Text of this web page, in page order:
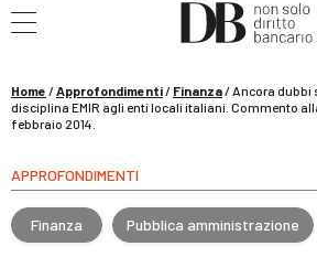
WEBINAR / 1° Ottobre
La riforma del sistema
Home /Approfondimenti/ Finanza/Ancora dubbi
disciplina EMIR agli enti locali italiani. Commento
febbraio 2014.
APPROFONDIMENTI
Finanza Pubblica amministrazione